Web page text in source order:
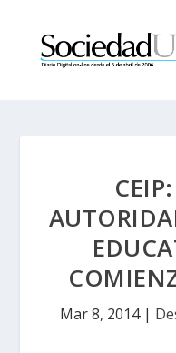
Mar 8, 2014|